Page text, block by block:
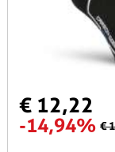
€ 12,22
-14,94% €